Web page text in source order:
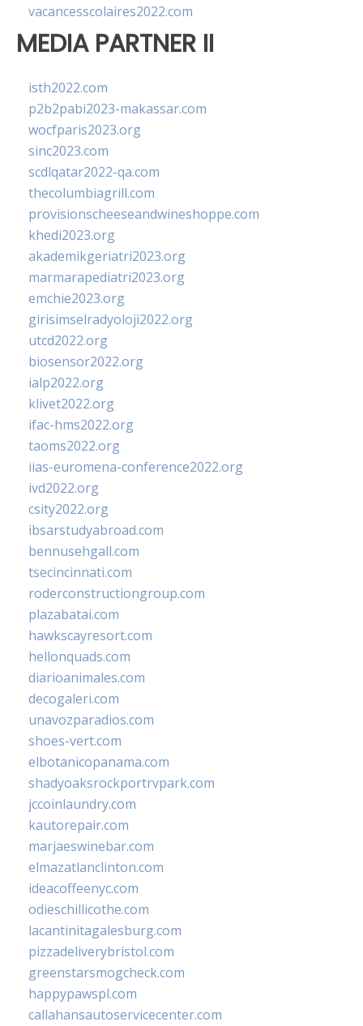
vacancesscolaires2022.com
MEDIA PARTNER II
isth2022.com
p2b2pabi2023-makassar.com
wocfparis2023.org
sinc2023.com
scdlqatar2022-qa.com
thecolumbiagrill.com
provisionscheeseandwineshoppe.com
khedi2023.org
akademikgeriatri2023.org
marmarapediatri2023.org
emchie2023.org
girisimselradyoloji2022.org
utcd2022.org
biosensor2022.org
ialp2022.org
klivet2022.org
ifac-hms2022.org
taoms2022.org
iias-euromena-conference2022.org
ivd2022.org
csity2022.org
ibsarstudyabroad.com
bennusehgall.com
tsecincinnati.com
roderconstructiongroup.com
plazabatai.com
hawkscayresort.com
hellonquads.com
diarioanimales.com
decogaleri.com
unavozparadios.com
shoes-vert.com
elbotanicopanama.com
shadyoaksrockportrvpark.com
jccoinlaundry.com
kautorepair.com
marjaeswinebar.com
elmazatlanclinton.com
ideacoffeenyc.com
odieschillicothe.com
lacantinitagalesburg.com
pizzadeliverybristol.com
greenstarsmogcheck.com
happypawspl.com
callahansautoservicecenter.com